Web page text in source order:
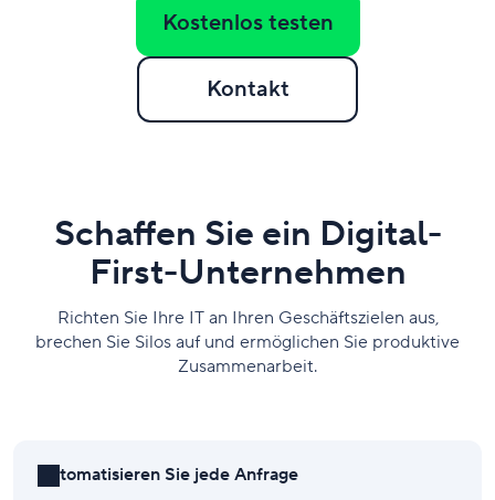
Kostenlos testen
Kontakt
Schaffen Sie ein Digital-
First-Unternehmen
Richten Sie Ihre IT an Ihren Geschäftszielen aus,
brechen Sie Silos auf und ermöglichen Sie produktive
Zusammenarbeit.
Automatisieren Sie jede Anfrage